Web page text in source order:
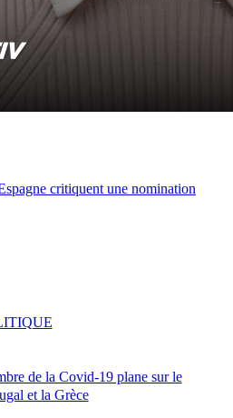
critiquent une nomination
de la Covid-19 plane sur le
et la Grèce